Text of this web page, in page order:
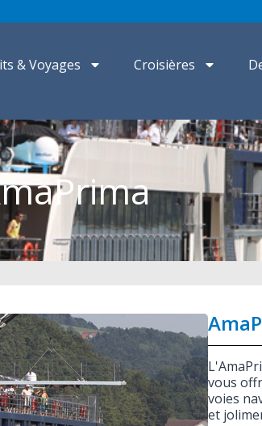
& Voyages Croisières
vous
voies
et